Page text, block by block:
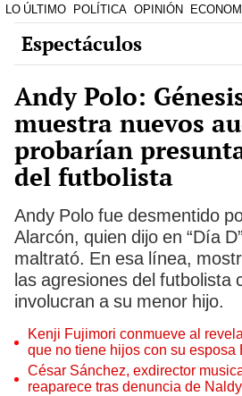
LO ÚLTIMO POLÍTICA OPINIÓN
Espectáculos
Andy Polo:
muestra nuevos
probarían
del futbolista
Andy Polo fue desmentido
Alarcón, quien dijo en “Día
maltrató. En esa línea,
las agresiones del futbolista
involucran a su menor hijo.
Kenji Fujimori conmueve al
que no tiene hijos con su esposa
proceso judicial"
César Sánchez, exdirector
reaparece tras denuncia de